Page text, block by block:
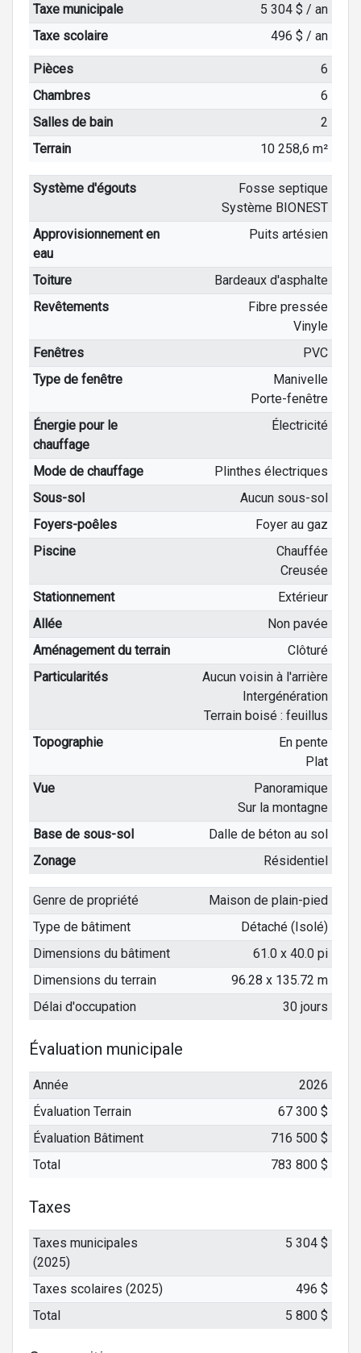
Taxe municipale
5 304 $ / an
Taxe scolaire
496 $ / an
Pièces
6
Chambres
6
Salles de bain
2
Terrain
10 258,6 m²
Système d'égouts
Fosse septique
Système BIONEST
Approvisionnement en
eau
Puits artésien
Toiture
Bardeaux d'asphalte
Revêtements
Fibre pressée
Vinyle
Fenêtres
PVC
Type de fenêtre
Manivelle
Porte-fenêtre
Énergie pour le
chauffage
Électricité
Mode de chauffage
Plinthes électriques
Sous-sol
Aucun sous-sol
Foyers-poêles
Foyer au gaz
Piscine
Chauffée
Creusée
Stationnement
Extérieur
Allée
Non pavée
Aménagement du terrain
Clôturé
Particularités
Aucun voisin à l'arrière
Intergénération
Terrain boisé : feuillus
Topographie
En pente
Plat
Vue
Panoramique
Sur la montagne
Base de sous-sol
Dalle de béton au sol
Zonage
Résidentiel
Genre de propriété
Maison de plain-pied
Type de bâtiment
Détaché (Isolé)
Dimensions du bâtiment
61.0 x 40.0 pi
Dimensions du terrain
96.28 x 135.72 m
Délai d'occupation
30 jours
Évaluation municipale
Année
2026
Évaluation Terrain
67 300 $
Évaluation Bâtiment
716 500 $
Total
783 800 $
Taxes
Taxes municipales
(2025)
5 304 $
Taxes scolaires (2025)
496 $
Total
5 800 $